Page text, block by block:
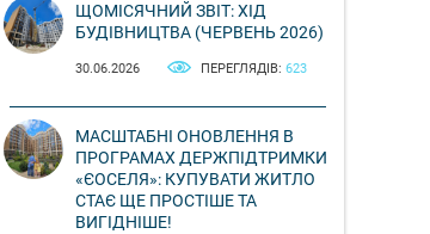
ЩОМІСЯЧНИЙ ЗВІТ: ХІД
БУДІВНИЦТВА (ЧЕРВЕНЬ 2026)
30.06.2026 ПЕРЕГЛЯДІВ: 623
МАСШТАБНІ ОНОВЛЕННЯ В
ПРОГРАМАХ ДЕРЖПІДТРИМКИ
«ЄОСЕЛЯ»: КУПУВАТИ ЖИТЛО
СТАЄ ЩЕ ПРОСТІШЕ ТА
ВИГІДНІШЕ!